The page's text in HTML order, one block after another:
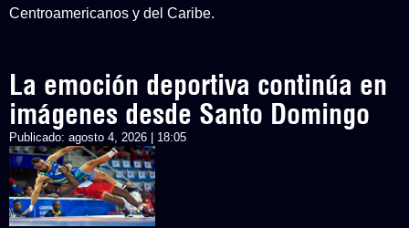
Centroamericanos y del Caribe.
La emoción deportiva continúa en
imágenes desde Santo Domingo
Publicado: agosto 4, 2026 | 18:05